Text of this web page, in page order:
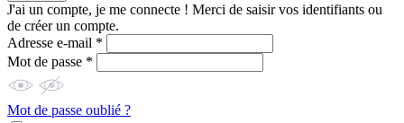
J'ai un compte, je me connecte ! Merci de saisir vos identifiants ou
de créer un compte.
Adresse e-mail *
Mot de passe *
Mot de passe oublié ?